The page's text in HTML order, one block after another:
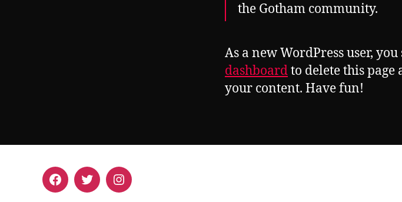
the Gotham community.
As a new WordPress user,
dashboardto delete this page
your content. Have fun!
FacebookTwitterInstagram